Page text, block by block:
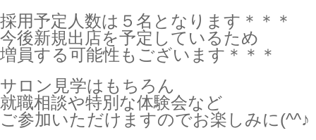
採用予定人数は５名となります＊＊＊
今後新規出店を予定しているため
増員する可能性もございます＊＊＊
サロン見学はもちろん
就職相談や特別な体験会など
ご参加いただけますのでお楽しみに(^^♪